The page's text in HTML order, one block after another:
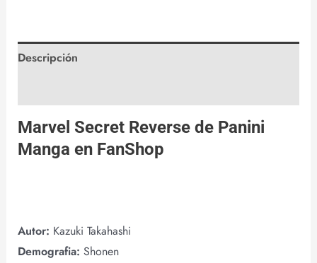
Descripción
Marvel Secret Reverse de Panini
Manga en FanShop
Autor: Kazuki Takahashi
Demografia: Shonen